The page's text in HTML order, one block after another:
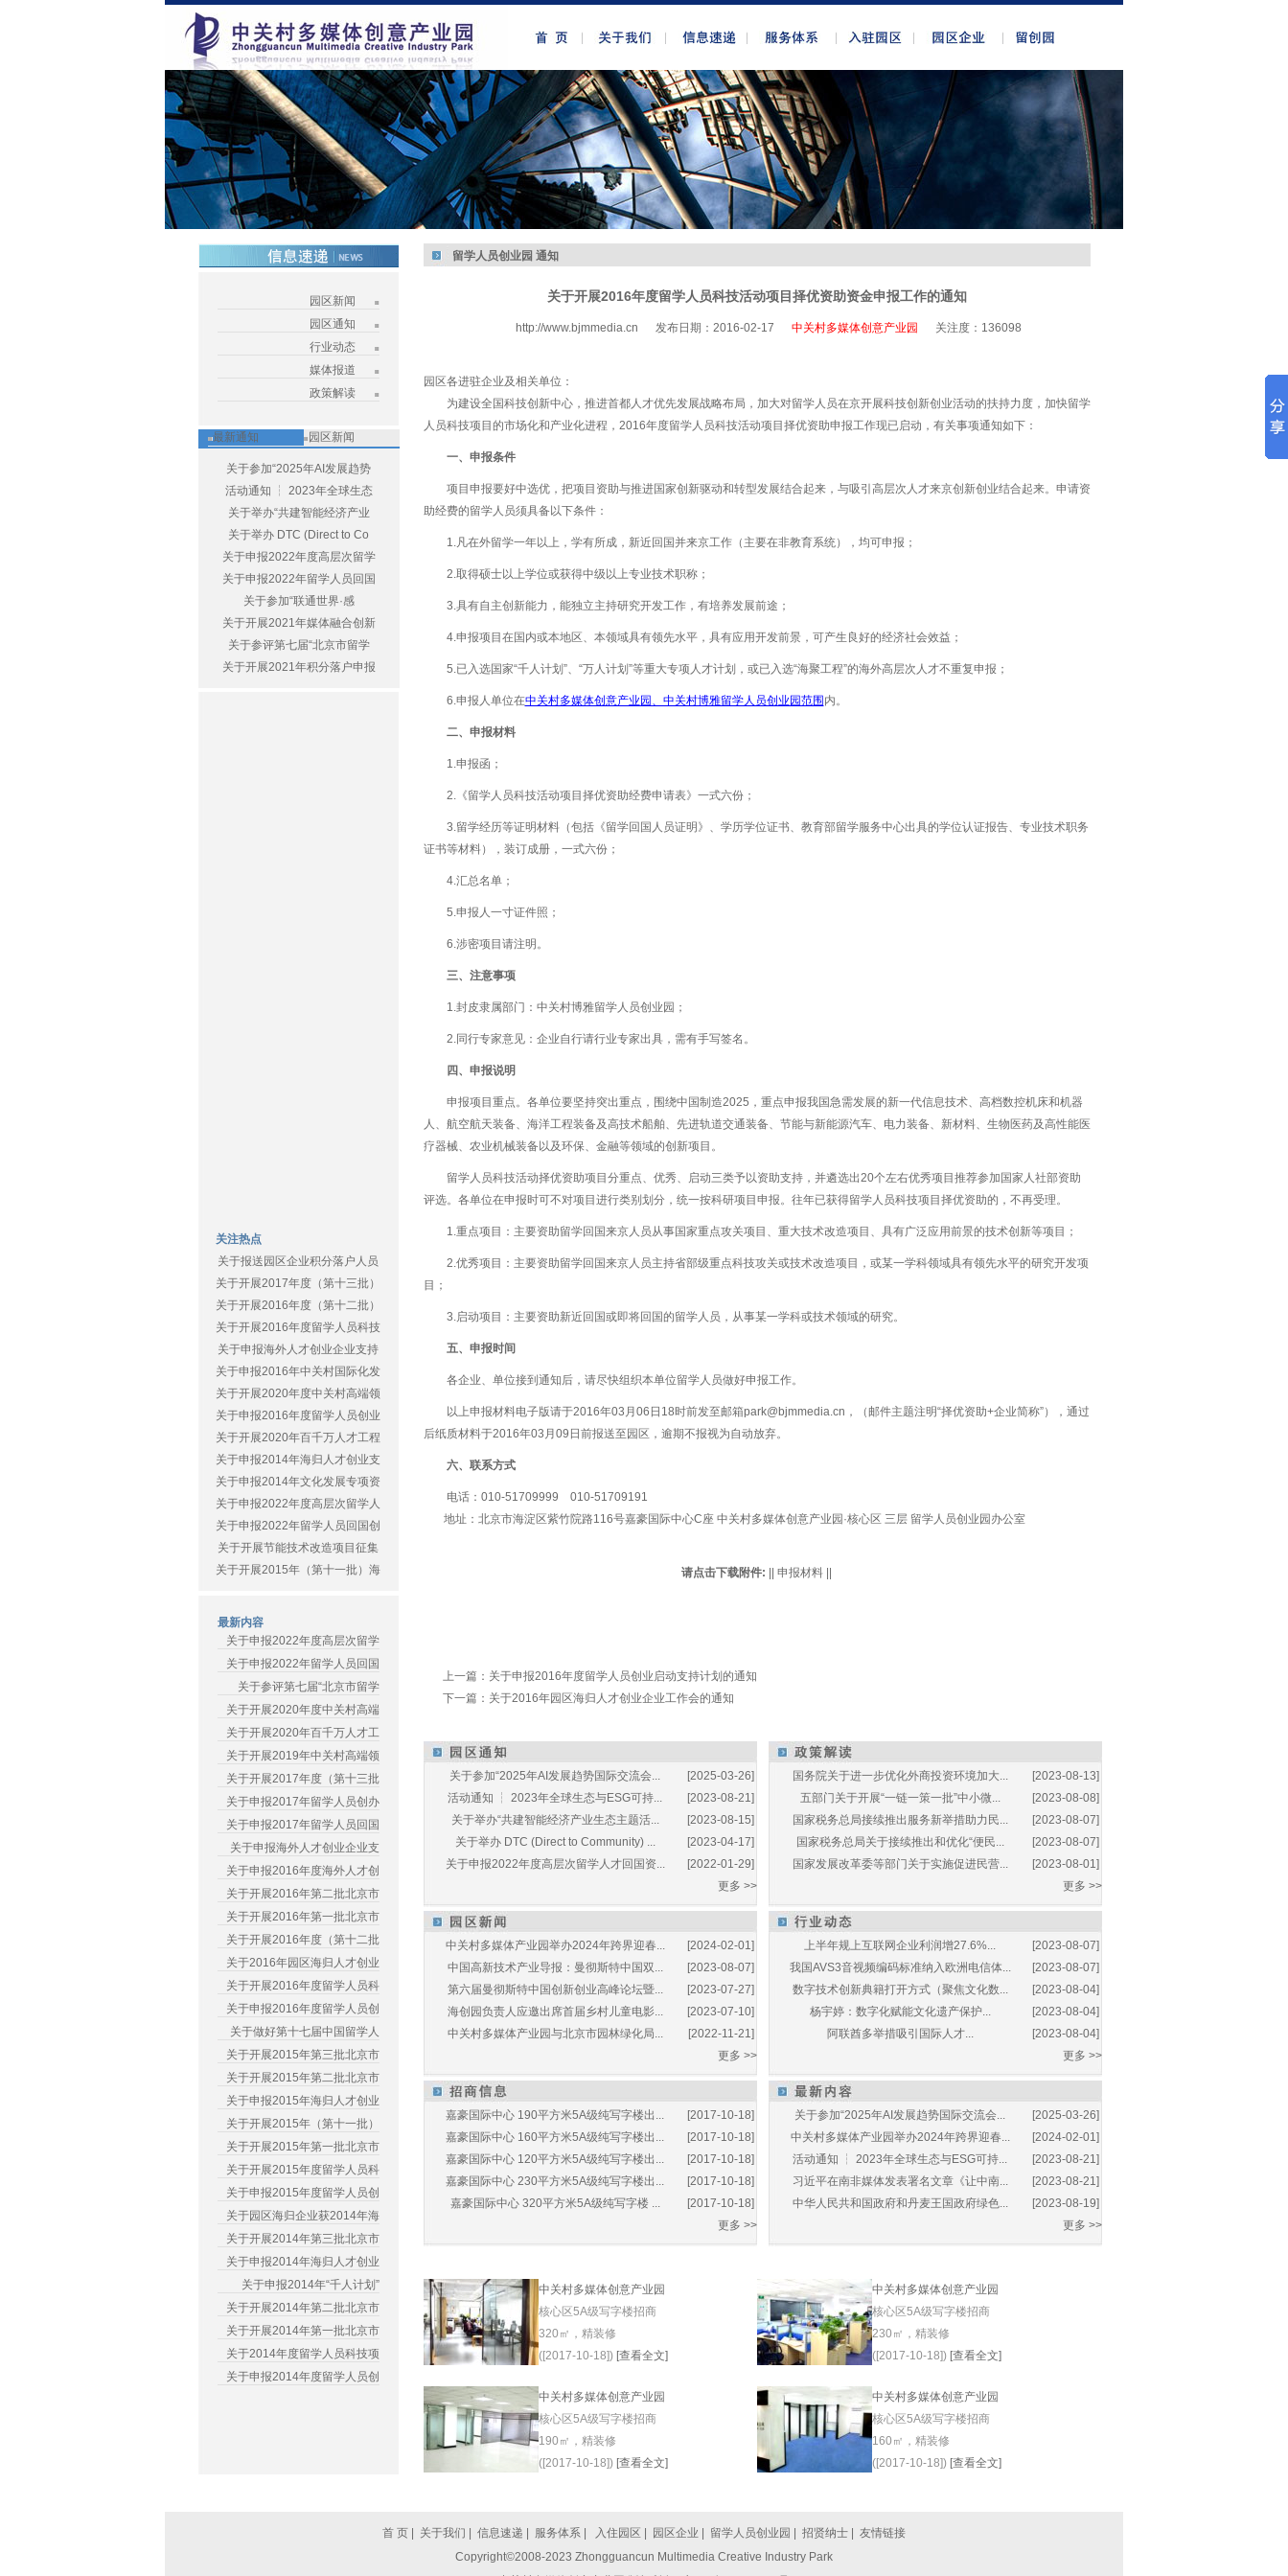
园区新闻
园区通知
行业动态
媒体报道
政策解读
最新通知 园区新闻
关于参加“2025年AI发展趋势
活动通知 ┆ 2023年全球生态
关于举办“共建智能经济产业
关于举办 DTC (Direct to Co
关于申报2022年度高层次留学
关于申报2022年留学人员回国
关于参加“联通世界·感
关于开展2021年媒体融合创新
关于参评第七届“北京市留学
关于开展2021年积分落户申报
关注热点
关于报送园区企业积分落户人员
关于开展2017年度（第十三批）
关于开展2016年度（第十二批）
关于开展2016年度留学人员科技
关于申报海外人才创业企业支持
关于申报2016年中关村国际化发
关于开展2020年度中关村高端领
关于申报2016年度留学人员创业
关于开展2020年百千万人才工程
关于申报2014年海归人才创业支
关于申报2014年文化发展专项资
关于申报2022年度高层次留学人
关于申报2022年留学人员回国创
关于开展节能技术改造项目征集
关于开展2015年（第十一批）海
最新内容
关于申报2022年度高层次留学
关于申报2022年留学人员回国
关于参评第七届“北京市留学
关于开展2020年度中关村高端
关于开展2020年百千万人才工
关于开展2019年中关村高端领
关于开展2017年度（第十三批
关于申报2017年留学人员创办
关于申报2017年留学人员回国
关于申报海外人才创业企业支
关于申报2016年度海外人才创
关于开展2016年第二批北京市
关于开展2016年第一批北京市
关于开展2016年度（第十二批
关于2016年园区海归人才创业
关于开展2016年度留学人员科
关于申报2016年度留学人员创
关于做好第十七届中国留学人
关于开展2015年第三批北京市
关于开展2015年第二批北京市
关于申报2015年海归人才创业
关于开展2015年（第十一批）
关于开展2015年第一批北京市
关于开展2015年度留学人员科
关于申报2015年度留学人员创
关于园区海归企业获2014年海
关于开展2014年第三批北京市
关于申报2014年海归人才创业
关于申报2014年“千人计划”
关于开展2014年第二批北京市
关于开展2014年第一批北京市
关于2014年度留学人员科技项
关于申报2014年度留学人员创
留学人员创业园 通知
关于开展2016年度留学人员科技活动项目择优资助资金申报工作的通知
http://www.bjmmedia.cn 发布日期：2016-02-17 中关村多媒体创意产业园 关注度： 136098
园区各进驻企业及相关单位：
为建设全国科技创新中心，推进首都人才优先发展战略布局，加大对留学人员在京开展科技创新创业活动的扶持力度，加快留学
人员科技项目的市场化和产业化进程，2016年度留学人员科技活动项目择优资助申报工作现已启动，有关事项通知如下：
一、申报条件
项目申报要好中选优，把项目资助与推进国家创新驱动和转型发展结合起来，与吸引高层次人才来京创新创业结合起来。申请资
助经费的留学人员须具备以下条件：
1.凡在外留学一年以上，学有所成，新近回国并来京工作（主要在非教育系统），均可申报；
2.取得硕士以上学位或获得中级以上专业技术职称；
3.具有自主创新能力，能独立主持研究开发工作，有培养发展前途；
4.申报项目在国内或本地区、本领域具有领先水平，具有应用开发前景，可产生良好的经济社会效益；
5.已入选国家“千人计划”、“万人计划”等重大专项人才计划，或已入选“海聚工程”的海外高层次人才不重复申报；
6.申报人单位在中关村多媒体创意产业园、中关村博雅留学人员创业园范围 内。
二、申报材料
1.申报函；
2.《留学人员科技活动项目择优资助经费申请表》一式六份；
3.留学经历等证明材料（包括《留学回国人员证明》、学历学位证书、教育部留学服务中心出具的学位认证报告、专业技术职务
证书等材料），装订成册，一式六份；
4.汇总名单；
5.申报人一寸证件照；
6.涉密项目请注明。
三、注意事项
1.封皮隶属部门：中关村博雅留学人员创业园；
2.同行专家意见：企业自行请行业专家出具，需有手写签名。
四、申报说明
申报项目重点。各单位要坚持突出重点，围绕中国制造2025，重点申报我国急需发展的新一代信息技术、高档数控机床和机器
人、航空航天装备、海洋工程装备及高技术船舶、先进轨道交通装备、节能与新能源汽车、电力装备、新材料、生物医药及高性能医
疗器械、农业机械装备以及环保、金融等领域的创新项目。
留学人员科技活动择优资助项目分重点、优秀、启动三类予以资助支持，并遴选出20个左右优秀项目推荐参加国家人社部资助
评选。各单位在申报时可不对项目进行类别划分，统一按科研项目申报。往年已获得留学人员科技项目择优资助的，不再受理。
1.重点项目：主要资助留学回国来京人员从事国家重点攻关项目、重大技术改造项目、具有广泛应用前景的技术创新等项目；
2.优秀项目：主要资助留学回国来京人员主持省部级重点科技攻关或技术改造项目，或某一学科领域具有领先水平的研究开发项
目；
3.启动项目：主要资助新近回国或即将回国的留学人员，从事某一学科或技术领域的研究。
五、申报时间
各企业、单位接到通知后，请尽快组织本单位留学人员做好申报工作。
以上申报材料电子版请于2016年03月06日18时前发至邮箱park@bjmmedia.cn，（邮件主题注明“择优资助+企业简称”），通过
后纸质材料于2016年03月09日前报送至园区，逾期不报视为自动放弃。
六、联系方式
电话：010-51709999 010-51709191
地址：北京市海淀区紫竹院路116号嘉豪国际中心C座 中关村多媒体创意产业园·核心区 三层 留学人员创业园办公室
请点击下载附件: 申报材料
上一篇： 关于申报2016年度留学人员创业启动支持计划的通知
下一篇： 关于2016年园区海归人才创业企业工作会的通知
[2025-03-26]
关于参加“2025年AI发展趋势国际交流会...
[2023-08-21]
活动通知 ┆ 2023年全球生态与ESG可持...
[2023-08-15]
关于举办“共建智能经济产业生态主题活...
[2023-04-17]
关于举办 DTC (Direct to Community) ...
[2022-01-29]
关于申报2022年度高层次留学人才回国资...
更多 >>
[2023-08-13]
国务院关于进一步优化外商投资环境加大...
[2023-08-08]
五部门关于开展“一链一策一批”中小微...
[2023-08-07]
国家税务总局接续推出服务新举措助力民...
[2023-08-07]
国家税务总局关于接续推出和优化“便民...
[2023-08-01]
国家发展改革委等部门关于实施促进民营...
更多 >>
[2024-02-01]
中关村多媒体产业园举办2024年跨界迎春...
[2023-08-07]
中国高新技术产业导报：曼彻斯特中国双...
[2023-07-27]
第六届曼彻斯特中国创新创业高峰论坛暨...
[2023-07-10]
海创园负责人应邀出席首届乡村儿童电影...
[2022-11-21]
中关村多媒体产业园与北京市园林绿化局...
更多 >>
[2023-08-07]
上半年规上互联网企业利润增27.6%...
[2023-08-07]
我国AVS3音视频编码标准纳入欧洲电信体...
[2023-08-04]
数字技术创新典籍打开方式（聚焦文化数...
[2023-08-04]
杨宇婷：数字化赋能文化遗产保护...
[2023-08-04]
阿联酋多举措吸引国际人才...
更多 >>
[2017-10-18]
嘉豪国际中心 190平方米5A级纯写字楼出...
[2017-10-18]
嘉豪国际中心 160平方米5A级纯写字楼出...
[2017-10-18]
嘉豪国际中心 120平方米5A级纯写字楼出...
[2017-10-18]
嘉豪国际中心 230平方米5A级纯写字楼出...
[2017-10-18]
嘉豪国际中心 320平方米5A级纯写字楼 ...
更多 >>
[2025-03-26]
关于参加“2025年AI发展趋势国际交流会...
[2024-02-01]
中关村多媒体产业园举办2024年跨界迎春...
[2023-08-21]
活动通知 ┆ 2023年全球生态与ESG可持...
[2023-08-21]
习近平在南非媒体发表署名文章《让中南...
[2023-08-19]
中华人民共和国政府和丹麦王国政府绿色...
更多 >>
中关村多媒体创意产业园
核心区5A级写字楼招商
320㎡，精装修
([2017-10-18]) [查看全文]
中关村多媒体创意产业园
核心区5A级写字楼招商
230㎡，精装修
([2017-10-18]) [查看全文]
中关村多媒体创意产业园
核心区5A级写字楼招商
190㎡，精装修
([2017-10-18]) [查看全文]
中关村多媒体创意产业园
核心区5A级写字楼招商
160㎡，精装修
([2017-10-18]) [查看全文]
首 页 关于我们 信息速递 服务体系 入住园区 园区企业 留学人员创业园 招贤纳士
友情链接
Copyright©2008-2023 Zhongguancun Multimedia Creative Industry Park